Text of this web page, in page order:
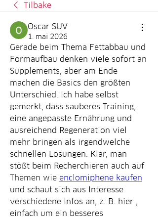
Tilbake
Oscar SUV
1. mai 2026
Gerade beim Thema Fettabbau und
Formaufbau denken viele sofort an
Supplements, aber am Ende
machen die Basics den größten
Unterschied. Ich habe selbst
gemerkt, dass sauberes Training,
eine angepasste Ernährung und
ausreichend Regeneration viel
mehr bringen als irgendwelche
schnellen Lösungen. Klar, man
stößt beim Recherchieren auch auf
Themen wie enclomiphene kaufen
und schaut sich aus Interesse
verschiedene Infos an, z. B. hier ,
einfach um ein besseres